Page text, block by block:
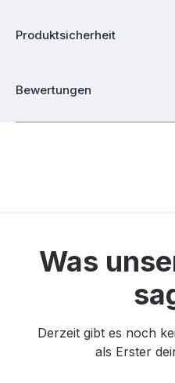
Produktsicherheit
Bewertungen
Was
Derzeit gibt es noch
als Erster